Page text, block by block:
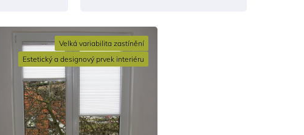
Velká variabilita zastínění
Estetický a designový prvek interiéru